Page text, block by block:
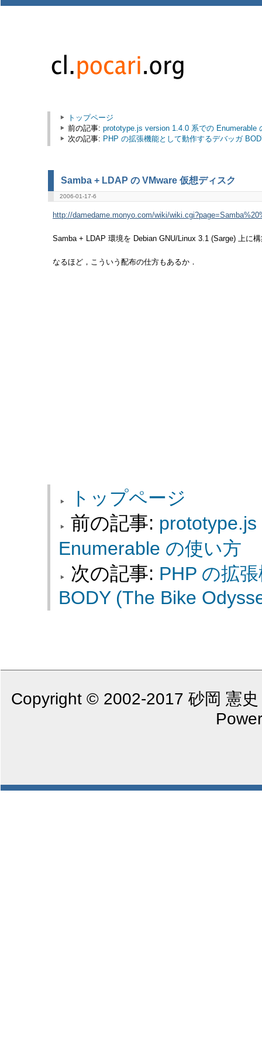
トップページ
前の記事: prototype.js version 1.4.0 系での Enumerable
次の記事: PHP の拡張機能として動作するデバッガ
Samba + LDAP の VMware 仮想ディスク
2006-01-17-6
http://damedame.monyo.com/wiki/
Samba + LDAP 環境を Debian GNU/Linux 3.1 (Sarge) 上に
なるほど，こういう配布の仕方もあるか．
トップページ
前の記事:
Enumerable の使い方
次の記事: PHP の拡
BODY (The Bike
Copyright © 2002-2017 砂岡 憲